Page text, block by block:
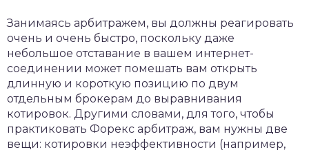
Занимаясь арбитражем, вы должны реагировать
очень и очень быстро, поскольку даже
небольшое отставание в вашем интернет-
соединении может помешать вам открыть
длинную и короткую позицию по двум
отдельным брокерам до выравнивания
котировок. Другими словами, для того, чтобы
практиковать Форекс арбитраж, вам нужны две
вещи: котировки неэффективности (например,